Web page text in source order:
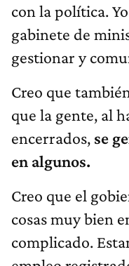
con la política.
gabinete de
gestionar y
Creo que
que la gente, al
encerrados, se
en algunos.
Creo que el
cosas muy bien
complicado.